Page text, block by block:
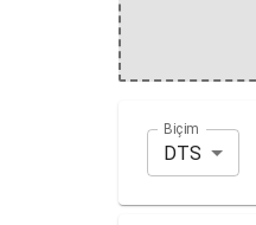
Biçim
DTS